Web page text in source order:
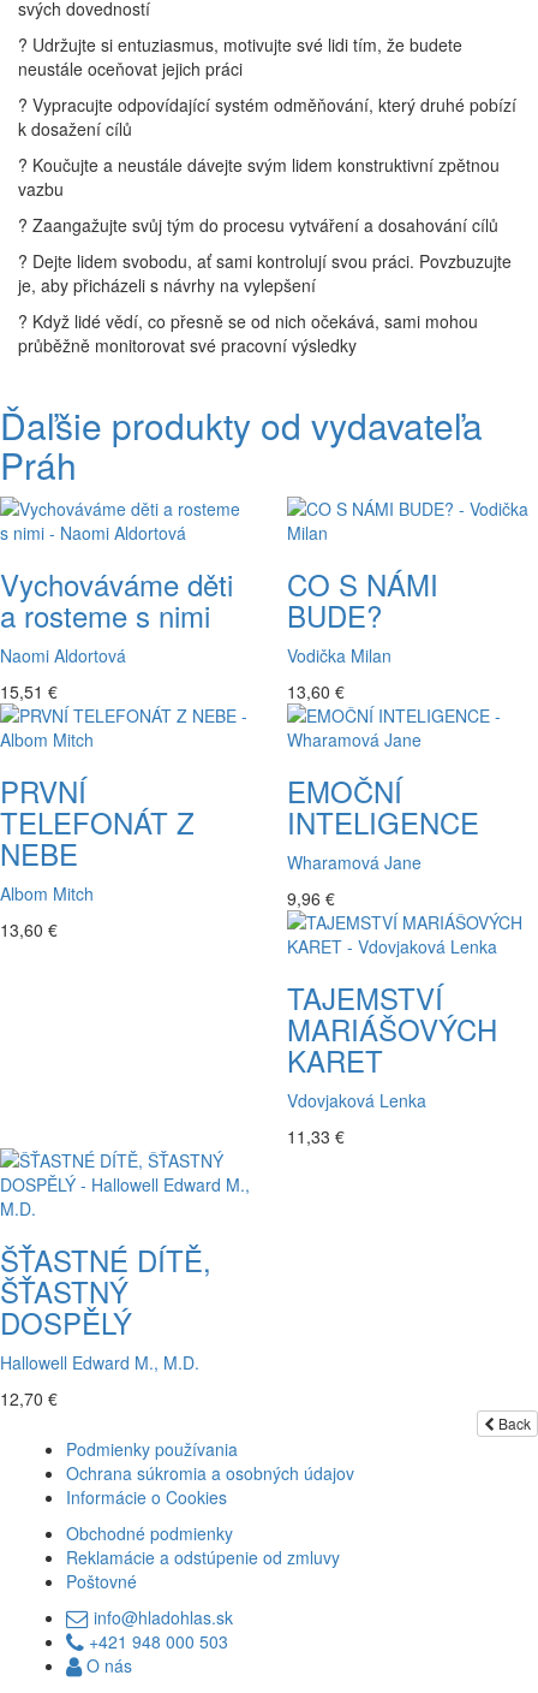
svých dovedností
? Udržujte si entuziasmus, motivujte své lidi tím, že budete
neustále oceňovat jejich práci
? Vypracujte odpovídající systém odměňování, který druhé pobízí
k dosažení cílů
? Koučujte a neustále dávejte svým lidem konstruktivní zpětnou
vazbu
? Zaangažujte svůj tým do procesu vytváření a dosahování cílů
? Dejte lidem svobodu, ať sami kontrolují svou práci. Povzbuzujte
je, aby přicházeli s návrhy na vylepšení
? Když lidé vědí, co přesně se od nich očekává, sami mohou
průběžně monitorovat své pracovní výsledky
Ďaľšie produkty od vydavateľa
Práh
Vychováváme děti
a rosteme s nimi
Naomi Aldortová
15,51 €
CO S NÁMI
BUDE?
Vodička Milan
13,60 €
PRVNÍ
TELEFONÁT Z
NEBE
Albom Mitch
13,60 €
EMOČNÍ
INTELIGENCE
Wharamová Jane
9,96 €
TAJEMSTVÍ
MARIÁŠOVÝCH
KARET
Vdovjaková Lenka
11,33 €
ŠŤASTNÉ DÍTĚ,
ŠŤASTNÝ
DOSPĚLÝ
Hallowell Edward M., M.D.
12,70 €
Back
Podmienky používania
Ochrana súkromia a osobných údajov
Informácie o Cookies
Obchodné podmienky
Reklamácie a odstúpenie od zmluvy
Poštovné
info@hladohlas.sk
+421 948 000 503
O nás